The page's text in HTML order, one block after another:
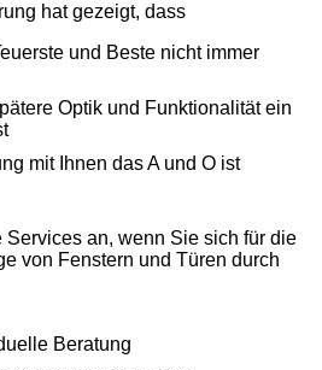
hat gezeigt, dass
und Beste nicht immer
Optik und Funktionalität ein
mit Ihnen das A und O ist
an, wenn Sie sich für die
von Fenstern und Türen durch
Beratung